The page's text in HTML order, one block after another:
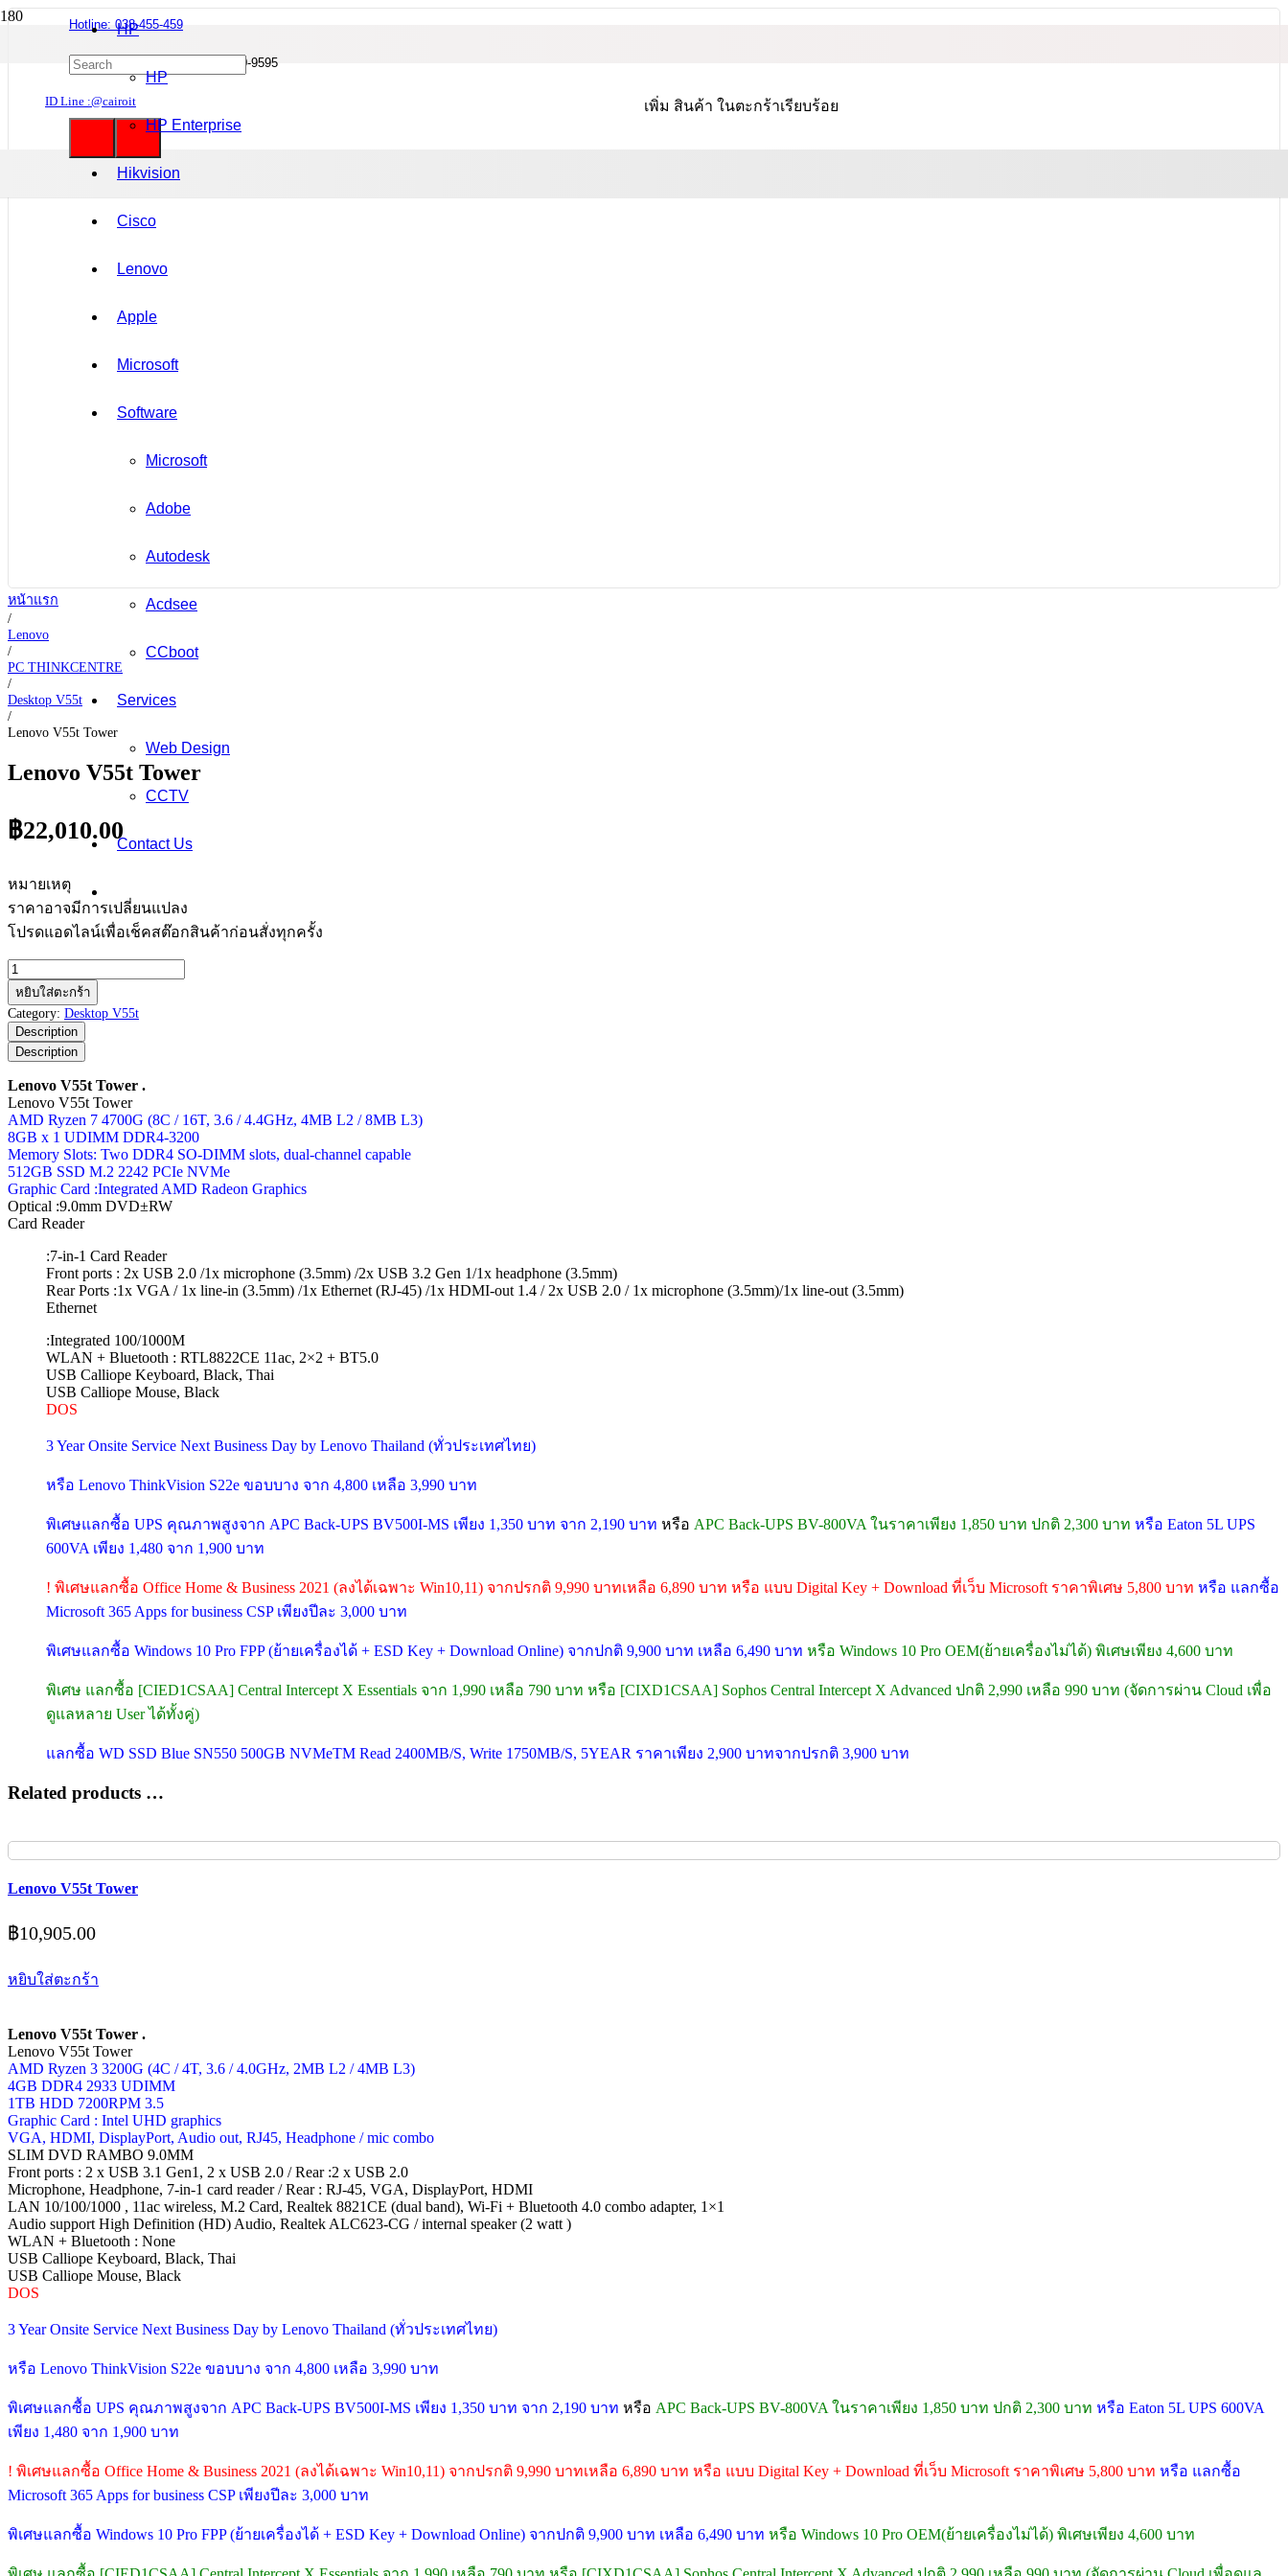
Hotline: 038-455-459
Mobile : 085-0844-555 / 090-980-9595
ID Line :@cairoit เพิ่ม สินค้า ในตะกร้าเรียบร้อย
HP
HP
HP Enterprise
Hikvision
Cisco
Lenovo
Apple
Microsoft
Software
Microsoft
Adobe
Autodesk
Acdsee
CCboot
Services
Web Design
CCTV
Contact Us
หน้าแรก
/
Lenovo
/
PC THINKCENTRE
/
Desktop V55t
/
Lenovo V55t Tower
Lenovo V55t Tower
฿22,010.00
หมายเหตุ
ราคาอาจมีการเปลี่ยนแปลง
โปรดแอดไลน์เพื่อเช็คสต๊อกสินค้าก่อนสั่งทุกครั้ง
จำนวน
Lenovo
V55t
Tower
ชิ้น
หยิบใส่ตะกร้า
Category: Desktop V55t
Description
Description
Lenovo V55t Tower .
Lenovo V55t Tower
AMD Ryzen 7 4700G (8C / 16T, 3.6 / 4.4GHz, 4MB L2 / 8MB L3)
8GB x 1 UDIMM DDR4-3200
Memory Slots: Two DDR4 SO-DIMM slots, dual-channel capable
512GB SSD M.2 2242 PCIe NVMe
Graphic Card :Integrated AMD Radeon Graphics
Optical :9.0mm DVD±RW
Card Reader
:7-in-1 Card Reader
Front ports : 2x USB 2.0 /1x microphone (3.5mm) /2x USB 3.2 Gen 1/1x headphone (3.5mm)
Rear Ports :1x VGA / 1x line-in (3.5mm) /1x Ethernet (RJ-45) /1x HDMI-out 1.4 / 2x USB 2.0 / 1x microphone (3.5mm)/1x line-out (3.5mm)
Ethernet
:Integrated 100/1000M
WLAN + Bluetooth : RTL8822CE 11ac, 2×2 + BT5.0
USB Calliope Keyboard, Black, Thai
USB Calliope Mouse, Black
DOS
3 Year Onsite Service Next Business Day by Lenovo Thailand (ทั่วประเทศไทย)
หรือ Lenovo ThinkVision S22e ขอบบาง จาก 4,800 เหลือ 3,990 บาท
พิเศษแลกซื้อ UPS คุณภาพสูงจาก APC Back-UPS BV500I-MS เพียง 1,350 บาท จาก 2,190 บาท หรือ APC Back-UPS BV-800VA ในราคาเพียง 1,850 บาท ปกติ 2,300 บาท หรือ Eaton 5L UPS
600VA เพียง 1,480 จาก 1,900 บาท
! พิเศษแลกซื้อ Office Home & Business 2021 (ลงได้เฉพาะ Win10,11) จากปรกติ 9,990 บาทเหลือ 6,890 บาท หรือ แบบ Digital Key + Download ที่เว็บ Microsoft ราคาพิเศษ 5,800 บาท หรือ แลกซื้อ
Microsoft 365 Apps for business CSP เพียงปีละ 3,000 บาท
พิเศษแลกซื้อ Windows 10 Pro FPP (ย้ายเครื่องได้ + ESD Key + Download Online) จากปกติ 9,900 บาท เหลือ 6,490 บาท หรือ Windows 10 Pro OEM(ย้ายเครื่องไม่ได้) พิเศษเพียง 4,600 บาท
พิเศษ แลกซื้อ [CIED1CSAA] Central Intercept X Essentials จาก 1,990 เหลือ 790 บาท หรือ [CIXD1CSAA] Sophos Central Intercept X Advanced ปกติ 2,990 เหลือ 990 บาท (จัดการผ่าน Cloud เพื่อ
ดูแลหลาย User ได้ทั้งคู่)
แลกซื้อ WD SSD Blue SN550 500GB NVMeTM Read 2400MB/S, Write 1750MB/S, 5YEAR ราคาเพียง 2,900 บาทจากปรกติ 3,900 บาท
Related products …
Lenovo V55t Tower
฿10,905.00
หยิบใส่ตะกร้า
Lenovo V55t Tower .
Lenovo V55t Tower
AMD Ryzen 3 3200G (4C / 4T, 3.6 / 4.0GHz, 2MB L2 / 4MB L3)
4GB DDR4 2933 UDIMM
1TB HDD 7200RPM 3.5
Graphic Card : Intel UHD graphics
VGA, HDMI, DisplayPort, Audio out, RJ45, Headphone / mic combo
SLIM DVD RAMBO 9.0MM
Front ports : 2 x USB 3.1 Gen1, 2 x USB 2.0 / Rear :2 x USB 2.0
Microphone, Headphone, 7-in-1 card reader / Rear : RJ-45, VGA, DisplayPort, HDMI
LAN 10/100/1000 , 11ac wireless, M.2 Card, Realtek 8821CE (dual band), Wi-Fi + Bluetooth 4.0 combo adapter, 1×1
Audio support High Definition (HD) Audio, Realtek ALC623-CG / internal speaker (2 watt )
WLAN + Bluetooth : None
USB Calliope Keyboard, Black, Thai
USB Calliope Mouse, Black
DOS
3 Year Onsite Service Next Business Day by Lenovo Thailand (ทั่วประเทศไทย)
หรือ Lenovo ThinkVision S22e ขอบบาง จาก 4,800 เหลือ 3,990 บาท
พิเศษแลกซื้อ UPS คุณภาพสูงจาก APC Back-UPS BV500I-MS เพียง 1,350 บาท จาก 2,190 บาท หรือ APC Back-UPS BV-800VA ในราคาเพียง 1,850 บาท ปกติ 2,300 บาท หรือ Eaton 5L UPS 600VA
เพียง 1,480 จาก 1,900 บาท
! พิเศษแลกซื้อ Office Home & Business 2021 (ลงได้เฉพาะ Win10,11) จากปรกติ 9,990 บาทเหลือ 6,890 บาท หรือ แบบ Digital Key + Download ที่เว็บ Microsoft ราคาพิเศษ 5,800 บาท หรือ แลกซื้อ
Microsoft 365 Apps for business CSP เพียงปีละ 3,000 บาท
พิเศษแลกซื้อ Windows 10 Pro FPP (ย้ายเครื่องได้ + ESD Key + Download Online) จากปกติ 9,900 บาท เหลือ 6,490 บาท หรือ Windows 10 Pro OEM(ย้ายเครื่องไม่ได้) พิเศษเพียง 4,600 บาท